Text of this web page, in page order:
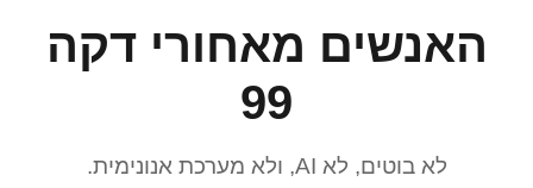
האנשים מאחורי דקה
99
לא בוטים, לא AI, ולא מערכת אנונימית.